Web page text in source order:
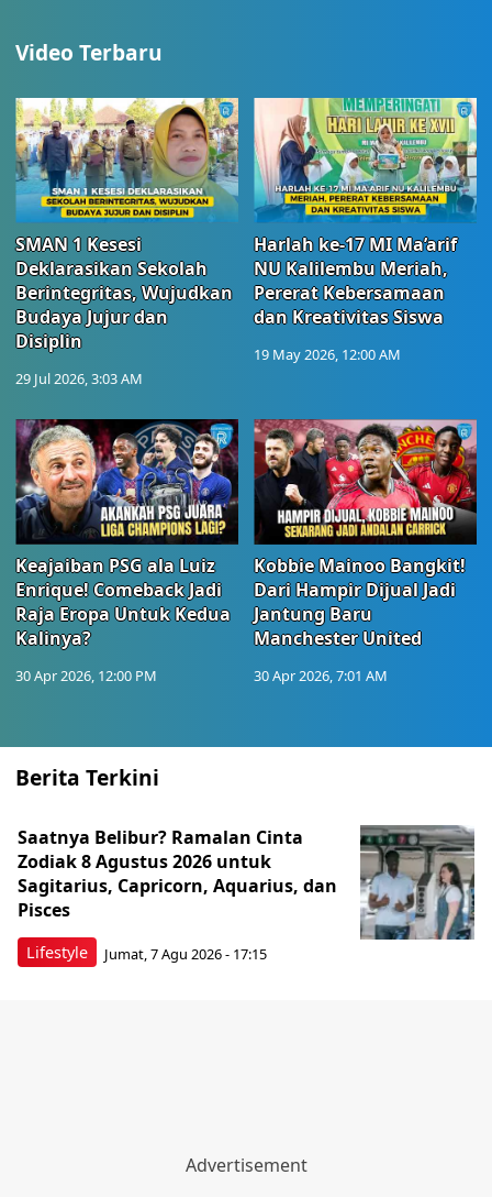
Video Terbaru
SMAN 1 Kesesi
Deklarasikan Sekolah
Berintegritas, Wujudkan
Budaya Jujur dan
Disiplin
29 Jul 2026, 3:03 AM
Harlah ke-17 MI Ma’arif
NU Kalilembu Meriah,
Pererat Kebersamaan
dan Kreativitas Siswa
19 May 2026, 12:00 AM
Keajaiban PSG ala Luiz
Enrique! Comeback Jadi
Raja Eropa Untuk Kedua
Kalinya?
30 Apr 2026, 12:00 PM
Kobbie Mainoo Bangkit!
Dari Hampir Dijual Jadi
Jantung Baru
Manchester United
30 Apr 2026, 7:01 AM
Berita Terkini
Lifestyle
Saatnya Belibur? Ramalan Cinta
Zodiak 8 Agustus 2026 untuk
Sagitarius, Capricorn, Aquarius, dan
Pisces
Jumat, 7 Agu 2026 - 17:15